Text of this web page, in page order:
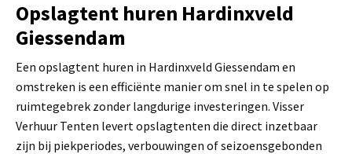
Opslagtent huren Hardinxveld
Giessendam
Een opslagtent huren in Hardinxveld Giessendam en
omstreken is een efficiënte manier om snel in te spelen op
ruimtegebrek zonder langdurige investeringen. Visser
Verhuur Tenten levert opslagtenten die direct inzetbaar
zijn bij piekperiodes, verbouwingen of seizoensgebonden